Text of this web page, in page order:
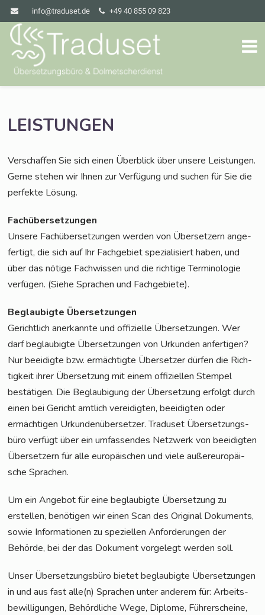
info@traduset.de +49 40 855 09 823
LEISTUNGEN
Ver­schaf­fen Sie sich einen Über­blick über unse­re Leis­tun­gen.
Ger­ne ste­hen wir Ihnen zur Ver­fü­gung und suchen für Sie die
per­fek­te Lösung.
Fach­über­set­zun­gen
Unse­re Fach­über­set­zun­gen wer­den von Über­set­zern ange­
fer­tigt, die sich auf Ihr Fach­ge­biet spe­zia­li­siert haben, und
über das nöti­ge Fach­wis­sen und die rich­ti­ge Ter­mi­no­lo­gie
ver­fü­gen. (Sie­he Spra­chen und Fachgebiete).
Beglau­big­te Übersetzungen
Gericht­lich aner­kann­te und offi­zi­el­le Über­set­zun­gen. Wer
darf beglau­big­te Über­set­zun­gen von Urkun­den anfer­ti­gen?
Nur beei­dig­te bzw. ermäch­tig­te Über­set­zer dür­fen die Rich­
tig­keit ihrer Über­set­zung mit einem offi­zi­el­len Stem­pel
bestä­ti­gen. Die Beglau­bi­gung der Über­set­zung erfolgt durch
einen bei Gericht amt­lich ver­ei­dig­ten, beei­dig­ten oder
ermäch­ti­gen Urkun­den­über­set­zer. Tra­du­set Über­set­zungs­
bü­ro ver­fügt über ein umfas­sen­des Netz­werk von beei­dig­ten
Über­set­zern für alle euro­päi­schen und vie­le außer­eu­ro­päi­
sche Sprachen.
Um ein Ange­bot für eine beglau­big­te Über­set­zung zu
erstel­len, benö­ti­gen wir einen Scan des Ori­gi­nal Doku­ments,
sowie Infor­ma­tio­nen zu spe­zi­el­len Anfor­de­run­gen der
Behör­de, bei der das Doku­ment vor­ge­legt wer­den soll.
Unser Über­set­zungs­bü­ro bie­tet beglau­big­te Über­set­zun­gen
in und aus fast alle(n) Spra­chen unter ande­rem für: Arbeits­
be­wil­li­gun­gen, Behörd­li­che Wege, Diplo­me, Füh­rer­schei­ne,